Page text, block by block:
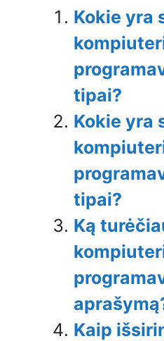
Kokie yra
tipai?
Kokie yra
tipai?
Ką
Kaip